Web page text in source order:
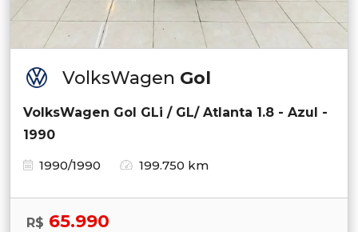
VolksWagen Gol
VolksWagen Gol GLi / GL/ Atlanta 1.8 - Azul -
1990
1990/1990
199.750 km
R$ 65.990